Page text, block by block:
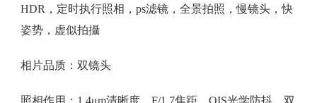
HDR，定时执行照相，ps滤镜，全景拍照，慢镜头，快
姿势，虚似拍攝
相片品质：双镜头
照相作用：1.4μm清晰度，F/1.7焦距，OIS光学防抖，双